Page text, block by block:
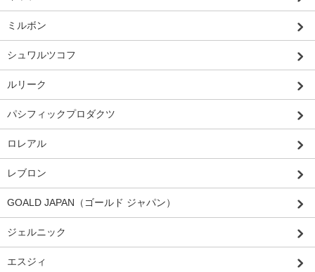
ミルボン
シュワルツコフ
ルリーク
パシフィックプロダクツ
ロレアル
レブロン
GOALD JAPAN（ゴールド ジャパン）
ジェルニック
エスジィ